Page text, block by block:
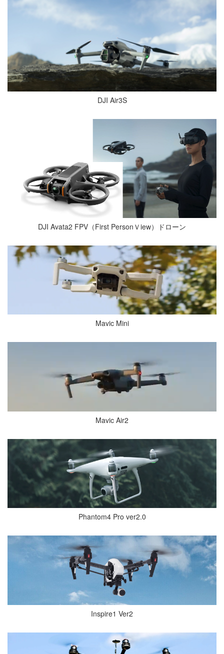
DJI Air3S
DJI Avata2 FPV（First PersonＶiew）ドローン
Mavic Mini
Mavic Air2
Phantom4 Pro ver2.0
Inspire1 Ver2